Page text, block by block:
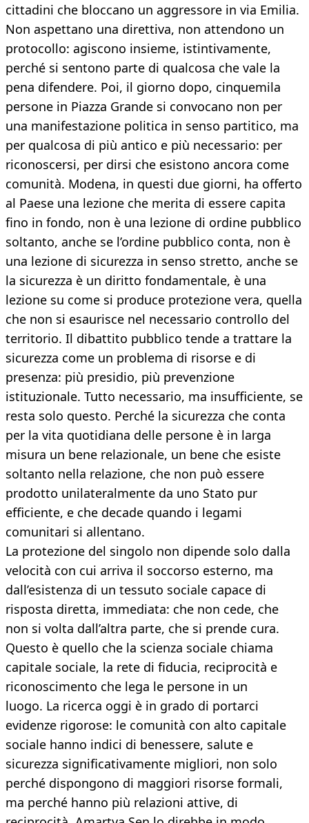
cittadini che bloccano un aggressore in via Emilia.
Non aspettano una direttiva, non attendono un
protocollo: agiscono insieme, istintivamente,
perché si sentono parte di qualcosa che vale la
pena difendere. Poi, il giorno dopo, cinquemila
persone in Piazza Grande si convocano non per
una manifestazione politica in senso partitico, ma
per qualcosa di più antico e più necessario: per
riconoscersi, per dirsi che esistono ancora come
comunità. Modena, in questi due giorni, ha offerto
al Paese una lezione che merita di essere capita
fino in fondo, non è una lezione di ordine pubblico
soltanto, anche se l’ordine pubblico conta, non è
una lezione di sicurezza in senso stretto, anche se
la sicurezza è un diritto fondamentale, è una
lezione su come si produce protezione vera, quella
che non si esaurisce nel necessario controllo del
territorio. Il dibattito pubblico tende a trattare la
sicurezza come un problema di risorse e di
presenza: più presidio, più prevenzione
istituzionale. Tutto necessario, ma insufficiente, se
resta solo questo. Perché la sicurezza che conta
per la vita quotidiana delle persone è in larga
misura un bene relazionale, un bene che esiste
soltanto nella relazione, che non può essere
prodotto unilateralmente da uno Stato pur
efficiente, e che decade quando i legami
comunitari si allentano.
La protezione del singolo non dipende solo dalla
velocità con cui arriva il soccorso esterno, ma
dall’esistenza di un tessuto sociale capace di
risposta diretta, immediata: che non cede, che
non si volta dall’altra parte, che si prende cura.
Questo è quello che la scienza sociale chiama
capitale sociale, la rete di fiducia, reciprocità e
riconoscimento che lega le persone in un
luogo. La ricerca oggi è in grado di portarci
evidenze rigorose: le comunità con alto capitale
sociale hanno indici di benessere, salute e
sicurezza significativamente migliori, non solo
perché dispongono di maggiori risorse formali,
ma perché hanno più relazioni attive, di